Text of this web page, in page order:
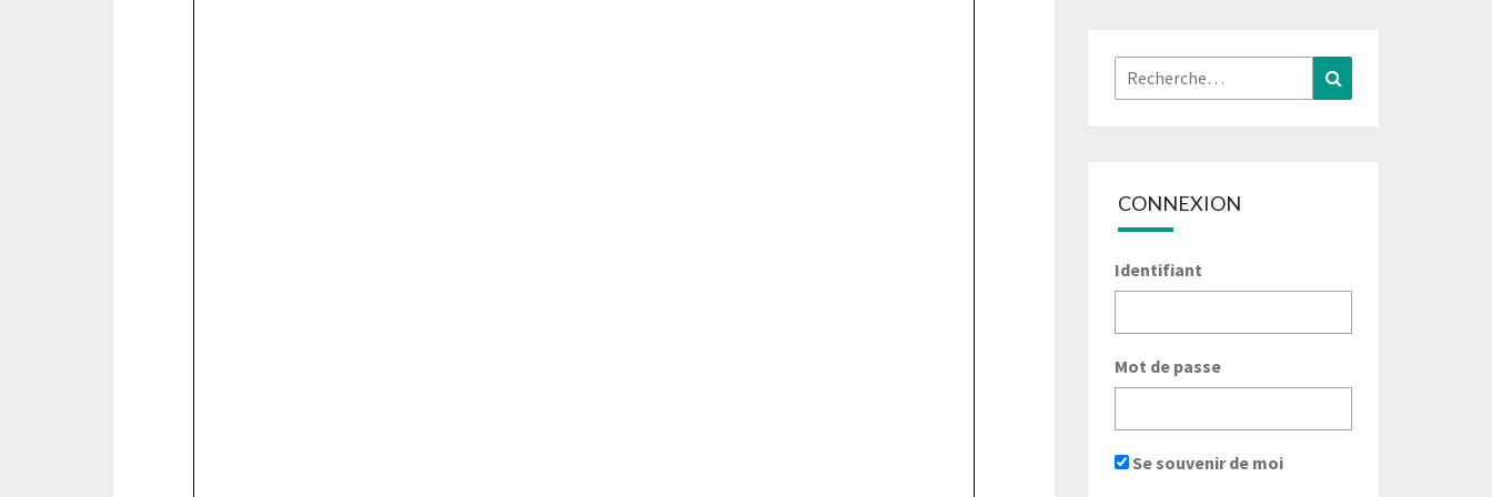
Rechercher :
CONNEXION
Identifiant
Mot de passe
Se souvenir de moi